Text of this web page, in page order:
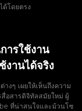
ด้โดยตรง
ารใช้งาน
านได้จริง
งๆ เผยให้เห็นถึงความ
อสารดิจิทัลสมัยใหม่ ผู้
ที่น่าสนใจและม้วนโซ